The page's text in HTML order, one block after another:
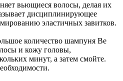
вьющиеся волосы, делая их
дисциплинирующее
эластичных завитков.
количество шампуня Be
и кожу головы,
минут, а затем смойте.